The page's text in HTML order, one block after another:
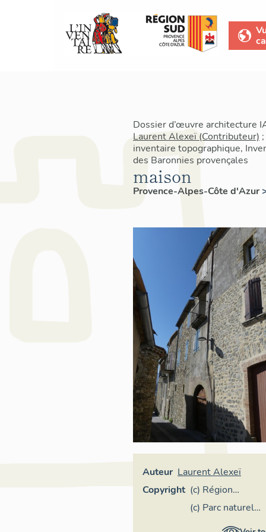
Dossier d’œuvre architecture
Laurent Alexeï (Contributeur) ;
inventaire topographique,
des Baronnies provençales
maison
Provence-Alpes-Côte d'Azur
Auteur Laurent Alexeï
Copyright (c) Région
Provence-Alpes-
Côte d'Azur -
(c) Parc naturel
régional des